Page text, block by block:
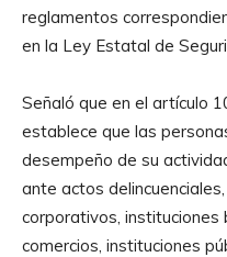
reglamentos
en la Ley Estatal de
Señaló que en el artículo
establece que las
desempeño de su
ante actos
corporativos, instituciones
comercios, instituciones